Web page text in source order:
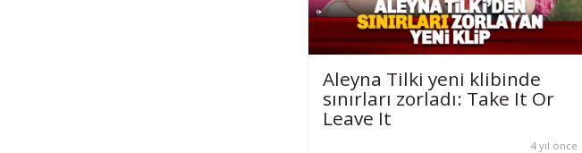
Aleyna Tilki yeni klibinde
sınırları zorladı: Take It Or
Leave It
4 yıl önce